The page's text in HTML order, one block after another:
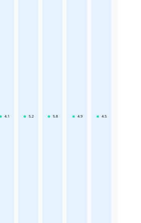
4.1 5.2 5.8 4.9 4.5